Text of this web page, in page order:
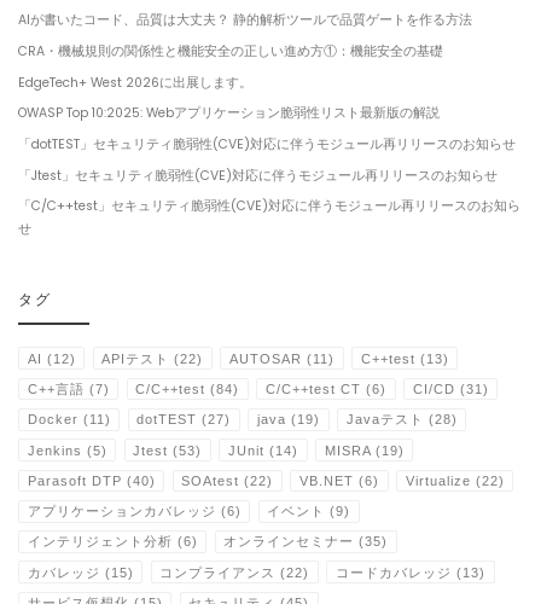
AIが書いたコード、品質は大丈夫？ 静的解析ツールで品質ゲートを作る方法
CRA・機械規則の関係性と機能安全の正しい進め方①：機能安全の基礎
EdgeTech+ West 2026に出展します。
OWASP Top 10:2025: Webアプリケーション脆弱性リスト最新版の解説
「dotTEST」セキュリティ脆弱性(CVE)対応に伴うモジュール再リリースのお知らせ
「Jtest」セキュリティ脆弱性(CVE)対応に伴うモジュール再リリースのお知らせ
「C/C++test」セキュリティ脆弱性(CVE)対応に伴うモジュール再リリースのお知ら
せ
タグ
AI (12) APIテスト (22) AUTOSAR (11) C++test (13)
C++言語 (7) C/C++test (84) C/C++test CT (6) CI/CD (31)
Docker (11) dotTEST (27) java (19) Javaテスト (28)
Jenkins (5) Jtest (53) JUnit (14) MISRA(19)
Parasoft DTP (40) SOAtest (22) VB.NET (6) Virtualize (22)
アプリケーションカバレッジ (6) イベント (9)
インテリジェント分析 (6) オンラインセミナー (35)
カバレッジ (15) コンプライアンス (22) コードカバレッジ (13)